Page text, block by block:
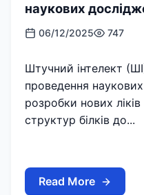
наукових
06/12/2025 747
Штучний інтелект
проведення
розробки нових
структур білків до...
Read More